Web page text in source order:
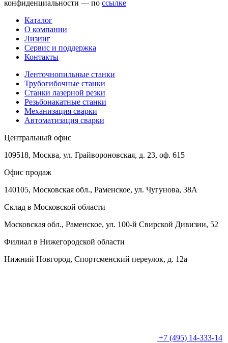
конфиденциальности — по ссылке
Каталог
О компании
Лизинг
Сервис и поддержка
Контакты
Ленточнопильные станки
Трубогибочные станки
Станки лазерной резки
Резьбонакатные станки
Механизация сварки
Автоматизация сварки
Центральный офис
109518, Москва, ул. Грайвороновская, д. 23, оф. 615
Офис продаж
140105, Московская обл., Раменское, ул. Чугунова, 38А
Склад в Московской области
Московская обл., Раменское, ул. 100-й Свирской Дивизии, 52
Филиал в Нижегородской области
Нижний Новгород, Спортсменский переулок, д. 12а
+7 (495) 14-333-14